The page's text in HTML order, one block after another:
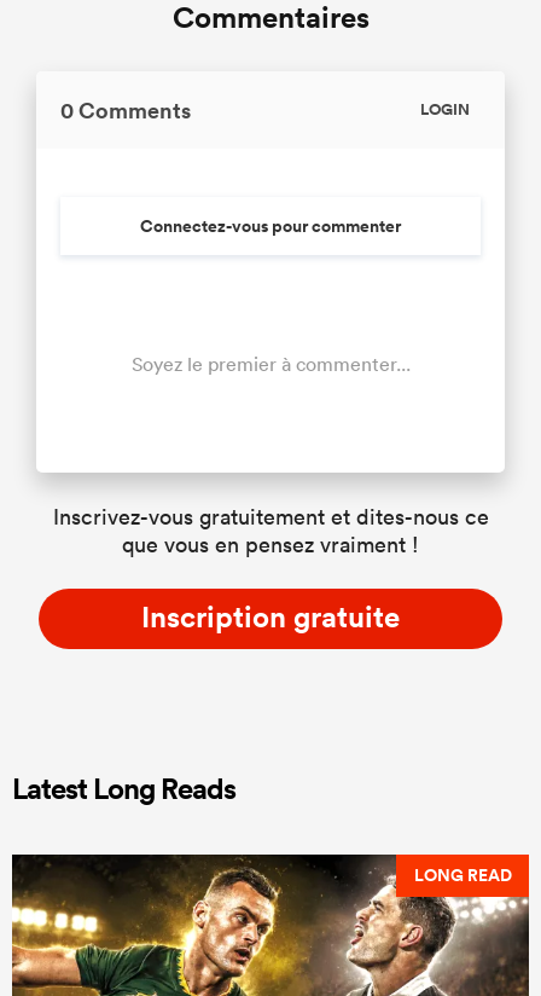
Commentaires
0 Comments LOGIN
Connectez-vous pour commenter
Soyez le premier à commenter...
Inscrivez-vous gratuitement et dites-nous ce
que vous en pensez vraiment !
Inscription gratuite
Latest Long Reads
LONG READ